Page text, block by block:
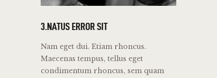
3.NATUS ERROR SIT
Nam eget dui. Etiam rhoncus.
Maecenas tempus, tellus eget
condimentum rhoncus, sem quam